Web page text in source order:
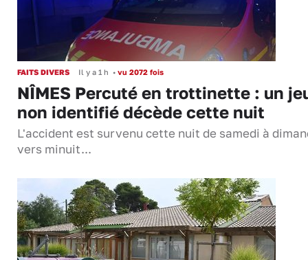
FAITS DIVERS Il y a 1 h • vu 2072 fois
NÎMES Percuté en trottinette : un
non identifié décède cette nuit
L'accident est survenu cette nuit de samedi à
vers minuit...